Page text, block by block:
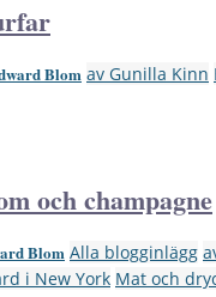
Blom av Gunilla Kinn
och champagne
Blom Alla blogginlägg
i New York Mat och